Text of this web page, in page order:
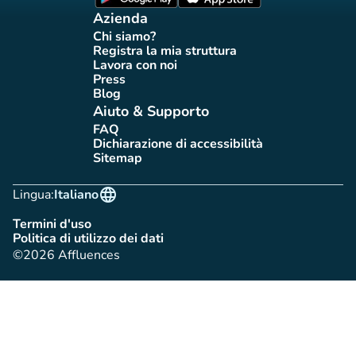
Azienda
Chi siamo?(nuova scheda)
Registra la mia struttura
(nuova scheda)
Lavora con noi
(nuova scheda)
Press(nuova scheda)
Blog(nuova scheda)
Aiuto & Supporto
FAQ(nuova scheda)
Dichiarazione di accessibilità
(nuova scheda)
Sitemap(nuova scheda)
Lingua:
language
Italiano
Termini d'uso(nuova scheda)
Politica di utilizzo dei dati
(nuova scheda)
©2026 Affluences